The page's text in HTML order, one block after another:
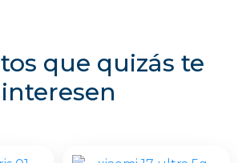
que quizás te
interesen